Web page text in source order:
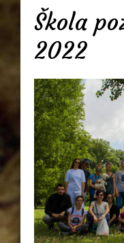
Škola
2022